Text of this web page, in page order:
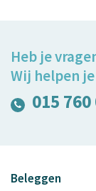
Heb je
Wij helpen
015 760
Beleggen